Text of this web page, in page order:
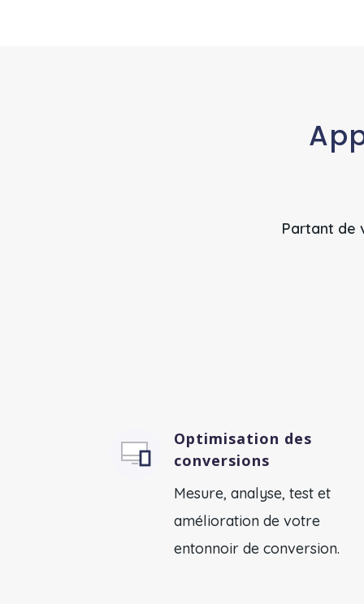
Partant de
Optimisation des
conversions
Mesure, analyse, test et
amélioration de votre
entonnoir de conversion.